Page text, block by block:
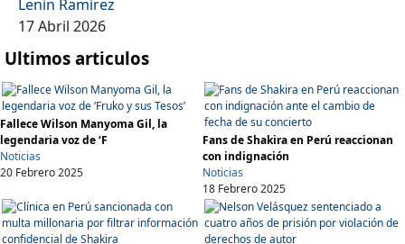
Lenin Ramirez
17 Abril 2026
Ultimos articulos
Fallece Wilson Manyoma Gil, la
legendaria voz de ‘F
Noticias
20 Febrero 2025
Fans de Shakira en Perú reaccionan
con indignación
Noticias
18 Febrero 2025